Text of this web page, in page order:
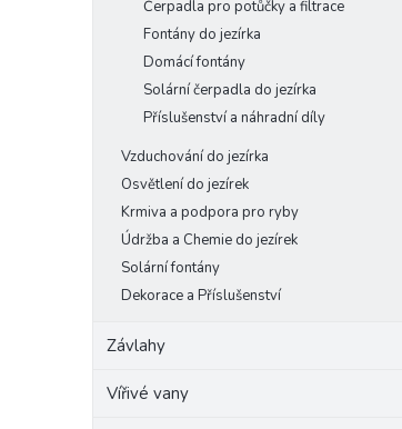
Čerpadla pro potůčky a filtrace
Fontány do jezírka
Domácí fontány
Solární čerpadla do jezírka
Příslušenství a náhradní díly
Vzduchování do jezírka
Osvětlení do jezírek
Krmiva a podpora pro ryby
Údržba a Chemie do jezírek
Solární fontány
Dekorace a Příslušenství
Závlahy
Vířivé vany